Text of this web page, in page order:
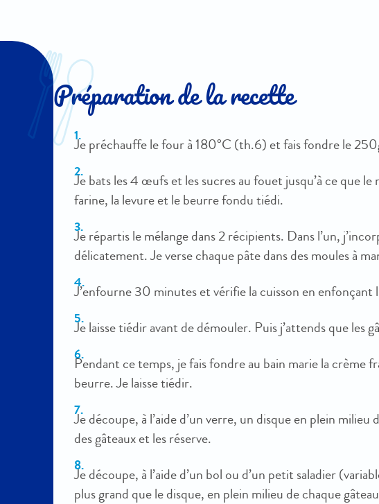
Préparation de la recette
Je préchauffe le four à 180°C (th.6) et fais fondre le
Je bats les 4 œufs et les sucres au fouet jusqu’à ce que le
farine, la levure et le beurre fondu tiédi.
Je répartis le mélange dans 2 récipients. Dans l’un,
délicatement. Je verse chaque pâte dans des moules à
J’enfourne 30 minutes et vérifie la cuisson en enfonçant
Je laisse tiédir avant de démouler. Puis j’attends que les
Pendant ce temps, je fais fondre au bain marie la crème
beurre. Je laisse tiédir.
Je découpe, à l’aide d’un verre, un disque en plein milieu
des gâteaux et les réserve.
Je découpe, à l’aide d’un bol ou d’un petit saladier
plus grand que le disque, en plein milieu de chaque